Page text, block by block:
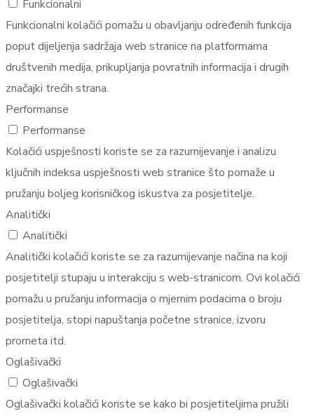
Funkcionalni
Funkcionalni kolačići pomažu u obavljanju određenih funkcija
poput dijeljenja sadržaja web stranice na platformama
društvenih medija, prikupljanja povratnih informacija i drugih
značajki trećih strana.
Performanse
Performanse
Kolačići uspješnosti koriste se za razumijevanje i analizu
ključnih indeksa uspješnosti web stranice što pomaže u
pružanju boljeg korisničkog iskustva za posjetitelje.
Analitički
Analitički
Analitički kolačići koriste se za razumijevanje načina na koji
posjetitelji stupaju u interakciju s web-stranicom. Ovi kolačići
pomažu u pružanju informacija o mjernim podacima o broju
posjetitelja, stopi napuštanja početne stranice, izvoru
prometa itd.
Oglašivački
Oglašivački
Oglašivački kolačići koriste se kako bi posjetiteljima pružili